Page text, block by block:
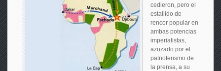
cedieron, pero el
estallido de
rencor popular en
ambas potencias
imperialistas,
azuzado por el
patrioterismo de
la prensa, a su